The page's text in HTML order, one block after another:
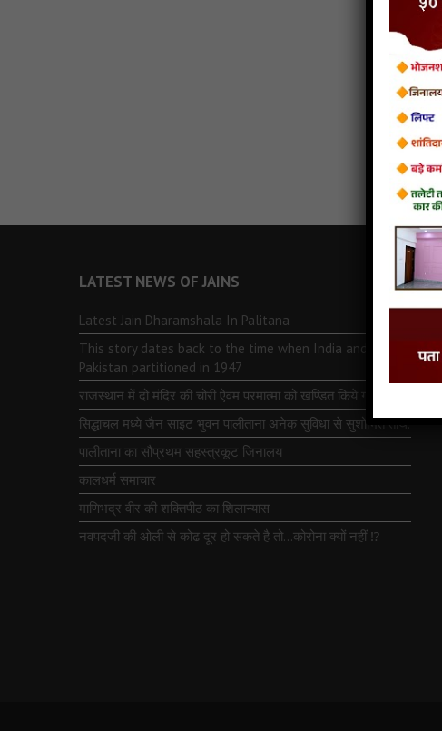
LATEST NEWS OF JAINS
Latest Jain Dharamshala In Palitana
This story dates back to the time when India and
Pakistan partitioned in 1947
राजस्थान में दो मंदिर की चोरी ऐवंम परमात्मा को खण्डित किये गये
सिद्धाचल मध्ये जैन साइट भुवन पालीताना अनेक सुविधा से सुशोभित तीर्थ.
पालीताना का सौप्रथम सहस्त्रकूट जिनालय
कालधर्म समाचार
माणिभद्र वीर की शक्तिपीठ का शिलान्यास
नवपदजी की ओली से कोढ दूर हो सकते है तो…कोरोना क्यों नहीं ⁉️